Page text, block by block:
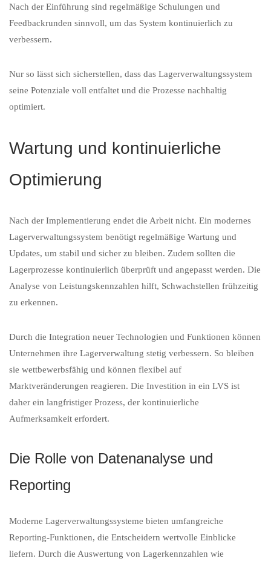
Nach der Einführung sind regelmäßige Schulungen und
Feedbackrunden sinnvoll, um das System kontinuierlich zu
verbessern.
Nur so lässt sich sicherstellen, dass das Lagerverwaltungssystem
seine Potenziale voll entfaltet und die Prozesse nachhaltig
optimiert.
Wartung und kontinuierliche
Optimierung
Nach der Implementierung endet die Arbeit nicht. Ein modernes
Lagerverwaltungssystem benötigt regelmäßige Wartung und
Updates, um stabil und sicher zu bleiben. Zudem sollten die
Lagerprozesse kontinuierlich überprüft und angepasst werden. Die
Analyse von Leistungskennzahlen hilft, Schwachstellen frühzeitig
zu erkennen.
Durch die Integration neuer Technologien und Funktionen können
Unternehmen ihre Lagerverwaltung stetig verbessern. So bleiben
sie wettbewerbsfähig und können flexibel auf
Marktveränderungen reagieren. Die Investition in ein LVS ist
daher ein langfristiger Prozess, der kontinuierliche
Aufmerksamkeit erfordert.
Die Rolle von Datenanalyse und
Reporting
Moderne Lagerverwaltungssysteme bieten umfangreiche
Reporting-Funktionen, die Entscheidern wertvolle Einblicke
liefern. Durch die Auswertung von Lagerkennzahlen wie